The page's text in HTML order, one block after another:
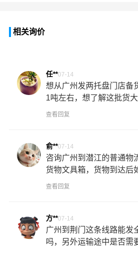
相关询价
任**07-14
想从广州发两托盘门店备
1吨左右，想了解这批货
查看回复
俞**07-14
咨询广州到潜江的普通物
货物文具箱，货物到达后
查看回复
方**07-14
广州到荆门这条线路能发
吗，另外运输途中是否需